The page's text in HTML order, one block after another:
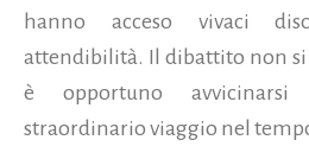
hanno acceso vivaci
attendibilità. Il dibattito non si
è opportuno
straordinario viaggio nel